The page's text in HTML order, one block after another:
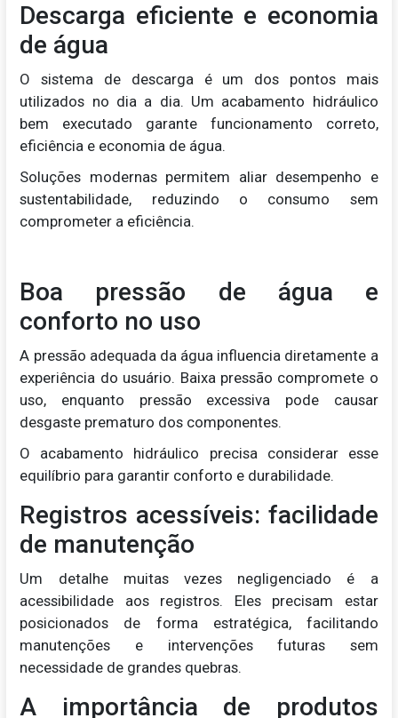
Descarga eficiente e economia
de água
O sistema de descarga é um dos pontos mais
utilizados no dia a dia. Um acabamento hidráulico
bem executado garante funcionamento correto,
eficiência e economia de água.
Soluções modernas permitem aliar desempenho e
sustentabilidade, reduzindo o consumo sem
comprometer a eficiência.
Boa pressão de água e
conforto no uso
A pressão adequada da água influencia diretamente a
experiência do usuário. Baixa pressão compromete o
uso, enquanto pressão excessiva pode causar
desgaste prematuro dos componentes.
O acabamento hidráulico precisa considerar esse
equilíbrio para garantir conforto e durabilidade.
Registros acessíveis: facilidade
de manutenção
Um detalhe muitas vezes negligenciado é a
acessibilidade aos registros. Eles precisam estar
posicionados de forma estratégica, facilitando
manutenções e intervenções futuras sem
necessidade de grandes quebras.
A importância de produtos